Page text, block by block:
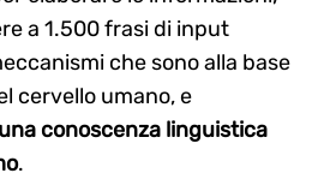
a 1.500 frasi di input
che sono alla base
cervello umano, e
conoscenza linguistica
.